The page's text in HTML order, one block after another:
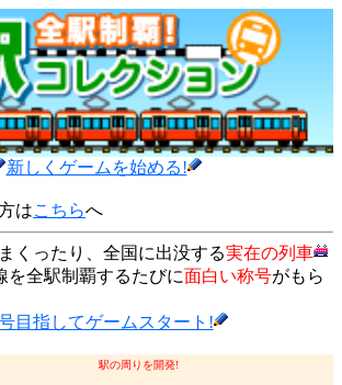
新しくゲームを始める!
はこちらへ
くったり、全国に出没する実在の列車
を全駅制覇するたびに面白い称号がもら
目指してゲームスタート!
駅の周りを開発!